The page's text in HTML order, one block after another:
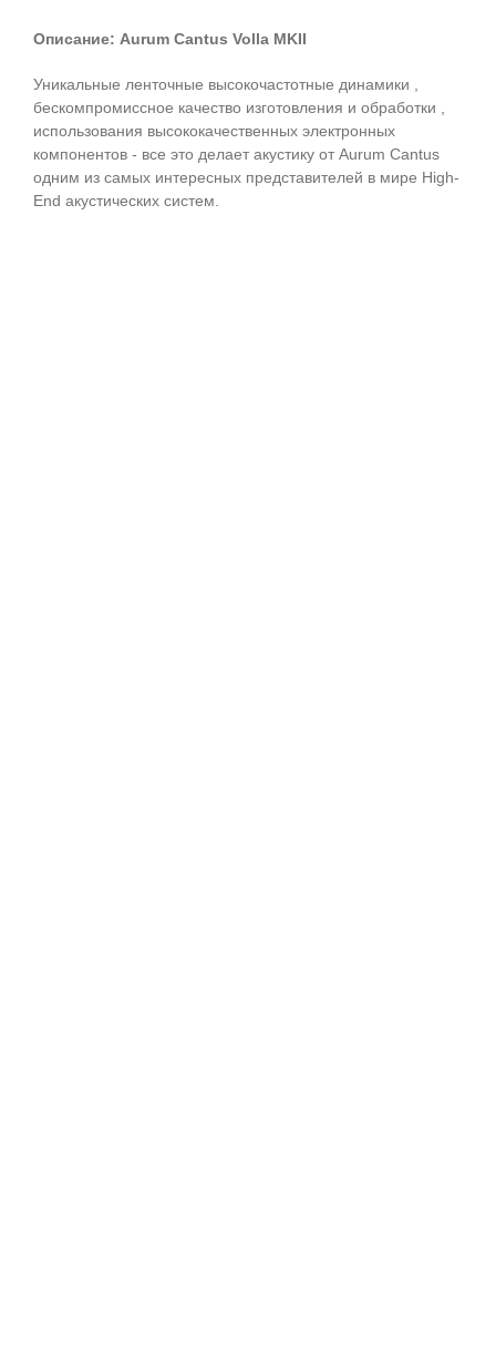
Описание: Aurum Cantus Volla MKII
Уникальные ленточные высокочастотные динамики ,
бескомпромиссное качество изготовления и обработки ,
использования высококачественных электронных
компонентов - все это делает акустику от Aurum Cantus
одним из самых интересных представителей в мире High-
End акустических систем.